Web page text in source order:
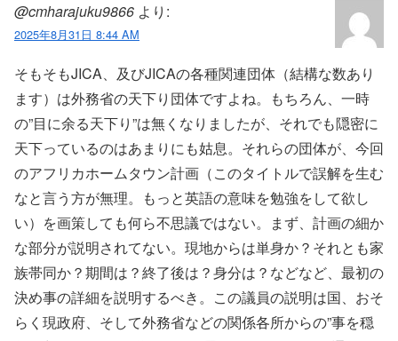
@cmharajuku9866 より:
2025年8月31日 8:44 AM
そもそもJICA、及びJICAの各種関連団体（結構な数あり
ます）は外務省の天下り団体ですよね。もちろん、一時
の”目に余る天下り”は無くなりましたが、それでも隠密に
天下っているのはあまりにも姑息。それらの団体が、今回
のアフリカホームタウン計画（このタイトルで誤解を生む
なと言う方が無理。もっと英語の意味を勉強をして欲し
い）を画策しても何ら不思議ではない。まず、計画の細か
な部分が説明されてない。現地からは単身か？それとも家
族帯同か？期間は？終了後は？身分は？などなど、最初の
決め事の詳細を説明するべき。この議員の説明は国、おそ
らく現政府、そして外務省などの関係各所からの”事を穏